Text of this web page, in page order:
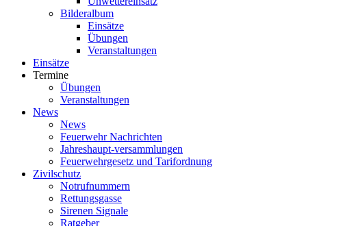
Bilderalbum
Einsätze
Übungen
Veranstaltungen
Einsätze
Termine
Übungen
Veranstaltungen
News
News
Feuerwehr Nachrichten
Jahreshaupt-versammlungen
Feuerwehrgesetz und Tarifordnung
Zivilschutz
Notrufnummern
Rettungsgasse
Sirenen Signale
Ratgeber